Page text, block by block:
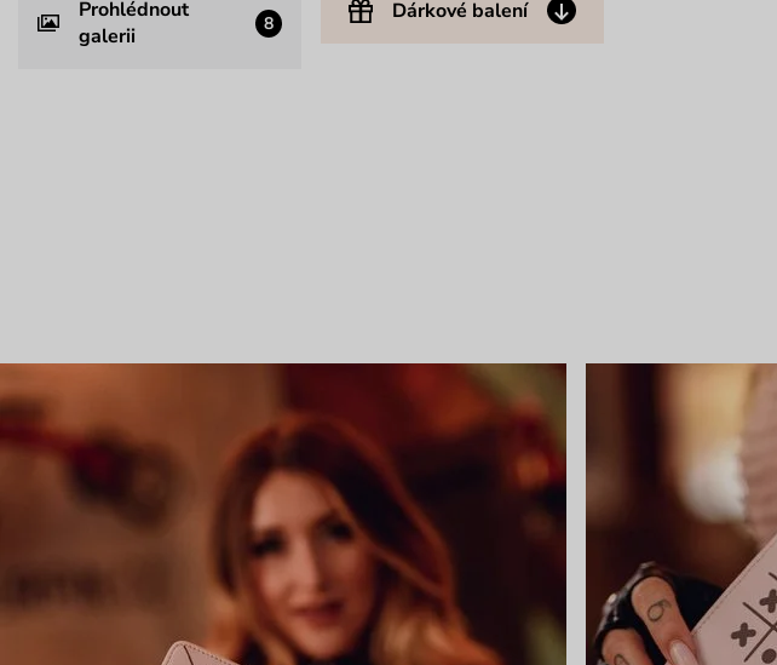
Prohlédnout
galerii
8 Dárkové balení